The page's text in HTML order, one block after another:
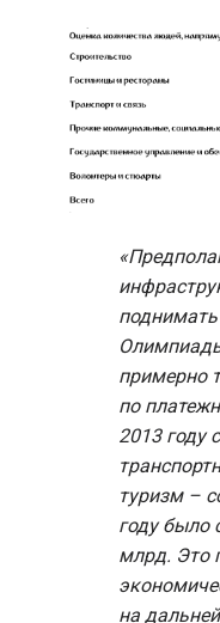
примерно
по
2013 году
туризм –
году было
млрд. Это
на